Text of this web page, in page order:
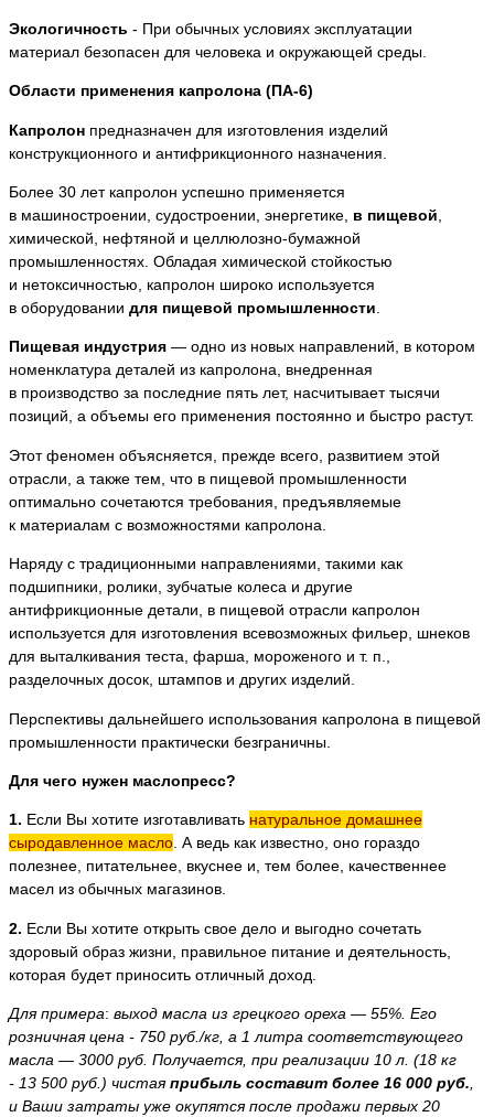
Экологичность - При обычных условиях эксплуатации
материал безопасен для человека и окружающей среды.
Области применения капролона (ПА-6)
Капролон предназначен для изготовления изделий
конструкционного и антифрикционного назначения.
Более 30 лет капролон успешно применяется
в машиностроении, судостроении, энергетике, в пищевой
химической, нефтяной и целлюлозно-бумажной
промышленностях. Обладая химической стойкостью
и нетоксичностью, капролон широко используется
в оборудовании для пищевой промышленности
Пищевая индустрия — одно из новых направлений, в котором
номенклатура деталей из капролона, внедренная
в производство за последние пять лет, насчитывает тысячи
позиций, а объемы его применения постоянно и быстро растут.
Этот феномен объясняется, прежде всего, развитием этой
отрасли, а также тем, что в пищевой промышленности
оптимально сочетаются требования, предъявляемые
к материалам с возможностями капролона.
Наряду с традиционными направлениями, такими как
подшипники, ролики, зубчатые колеса и другие
антифрикционные детали, в пищевой отрасли капролон
используется для изготовления всевозможных фильер, шнеков
для выталкивания теста, фарша, мороженого и т. п.,
разделочных досок, штампов и других изделий.
Перспективы дальнейшего использования капролона в пищевой
промышленности практически безграничны.
Для чего нужен маслопресс?
1. Если Вы хотите изготавливать натуральное домашнее
сыродавленное масло. А ведь как известно, оно гораздо
полезнее, питательнее, вкуснее и, тем более, качественнее
масел из обычных магазинов.
2. Если Вы хотите открыть свое дело и выгодно сочетать
здоровый образ жизни, правильное питание и деятельность,
которая будет приносить отличный доход.
Для примера: выход масла из грецкого ореха — 55%. Его
розничная цена - 750 руб./кг, а 1 литра соответствующего
масла — 3000 руб. Получается, при реализации 10 л. (18 кг
- 13 500 руб.) чистаяприбыль составит более 16 000 руб.
и Ваши затраты уже окупятся после продажи первых 20